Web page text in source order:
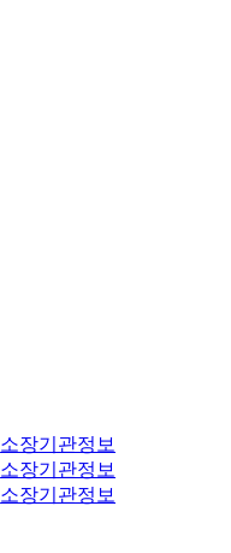
소장기관정보
소장기관정보
소장기관정보